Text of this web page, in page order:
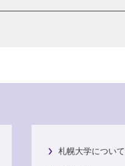
札幌大学について